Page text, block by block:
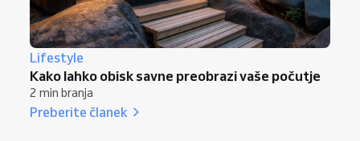
Lifestyle
Kako lahko obisk savne preobrazi vaše počutje
2 min branja
Preberite članek